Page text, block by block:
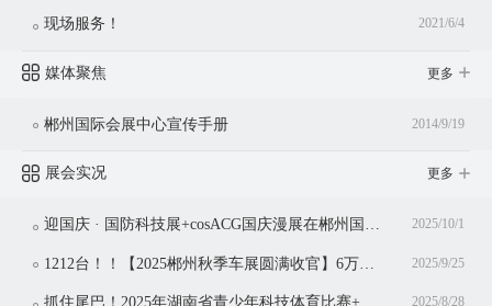
现场服务！ 2021/6/4
媒体聚焦 更多
郴州国际会展中心宣传手册 2014/9/19
展会实况 更多
迎国庆 · 国防科技展+cosACG国庆漫展在郴州国际会展中心同期举行！ 2025/10/1
2025/9/25
2025/8/28